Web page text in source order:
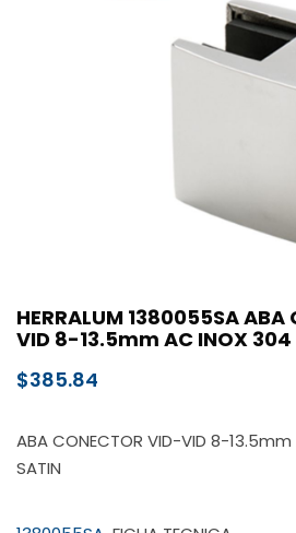
HERRALUM 1380055SA ABA
VID 8-13.5mm AC INOX 304
$385.84
ABA CONECTOR VID-VID 8-
SATIN